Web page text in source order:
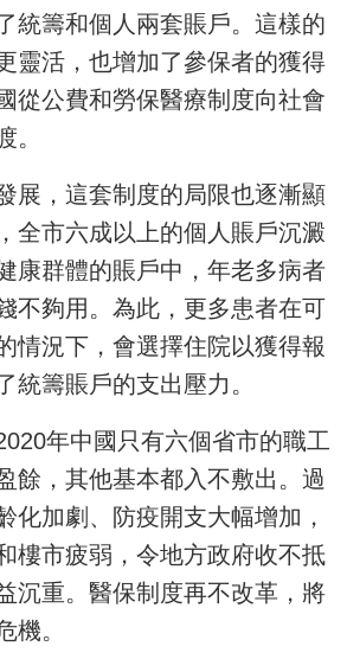
統籌和個人兩套賬戶。這樣的
靈活，也增加了參保者的獲得
從公費和勞保醫療制度向社會
。
展，這套制度的局限也逐漸顯
全市六成以上的個人賬戶沉澱
康群體的賬戶中，年老多病者
不夠用。為此，更多患者在可
情況下，會選擇住院以獲得報
統籌賬戶的支出壓力。
年中國只有六個省市的職工
餘，其他基本都入不敷出。過
化加劇、防疫開支大幅增加，
樓市疲弱，令地方政府收不抵
沉重。醫保制度再不改革，將
機。